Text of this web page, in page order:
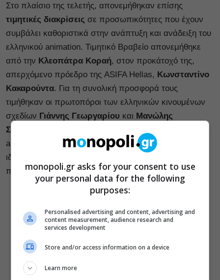
Στο πλαίσιο της τελετής, απονεμήθηκαν επίσης
τιμητικές διακρίσεις σε προσωπικότητες που έχουν
συμβάλει καθοριστικά στην ανάπτυξη και ανάδειξη του
ελληνικού animation. Τιμητικό Βραβείο απονεμήθηκε
από την Κλεοπάτρα Κοραή, στον προκάτοχό της,
απερχόμενο πρόεδρο της ASIFA Hellas, Κωνσταντίνο
Κακαρούντα. Για τη συνολική προσφορά τους
τιμήθηκαν οι πρωτοπόροι των ελληνικών κινουμένων
σχεδίων Γιάννης Γεωργαρίου και Μανώλης
Σακαδάκης
animator και ακαδημαϊκόςΑναστασία Δημητρά
ιδρυτικό μέλος της ASIFA Hellas και από το 2025
πρόεδρος της ASIFA International.
monopoli.gr asks for your consent to use
your personal data for the following
purposes:
Personalised advertising and content, advertising and
content measurement, audience research and
services development
Store and/or access information on a device
Learn more